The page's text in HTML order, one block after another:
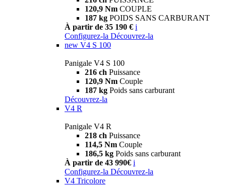
120,9 Nm COUPLE
187 kg POIDS SANS CARBURANT
À partir de 35 190 € i
Configurez-la Découvrez-la
new V4 S 100
Panigale V4 S 100
216 ch Puissance
120,9 Nm Couple
187 kg Poids sans carburant
Découvrez-la
V4 R
Panigale V4 R
218 ch Puissance
114,5 Nm Couple
186,5 kg Poids sans carburant
À partir de 43 990€ i
Configurez-la Découvrez-la
V4 Tricolore